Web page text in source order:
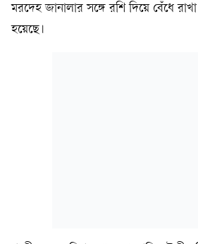
মরদেহ জানালার সঙ্গে রশি দিয়ে বেঁধে
হয়েছে।